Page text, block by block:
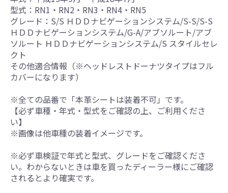
型式：RN1・RN2・RN3・RN4・RN5
グレード：S/S ＨＤＤナビゲーションシステム/S-S/S-S
ＨＤＤナビゲーションシステム/G-A/アブソルート/アブ
ソルート ＨＤＤナビゲーションシステム/S スタイルセレ
クト
その他適合情報（※ヘッドレストドーナツタイプはフル
カバーになります）
※全ての品番で「本革シートは装着不可」です。
【必ず車種・年式・型式をご確認の上、ご利用くださ
い】
※画像は他車種の装着イメージです。
※必ず車検証で年式と型式、グレードをご確認くださ
い。わからないときは車を買ったディーラー様にご確認
されるとより確実です。